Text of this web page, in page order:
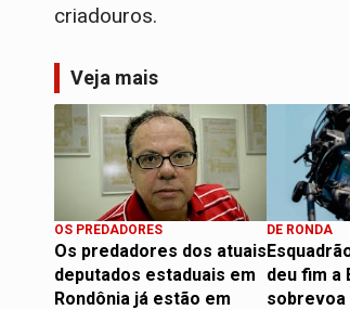
criadouros.
Veja mais
OS PREDADORES
Os predadores dos atuais
deputados estaduais em
Rondônia já estão em
DE RONDA
deu fim a
sobrevoa